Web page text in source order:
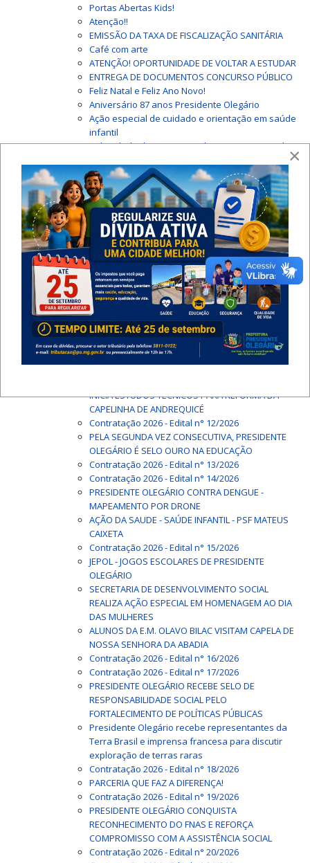
Portas Abertas Kids!
Atenção!!
EMISSÃO DA TAXA DE FISCALIZAÇÃO SANITÁRIA
Café com arte
ATENÇÃO! OPORTUNIDADE DE VOLTAR A ESTUDAR
ENTREGA DE DOCUMENTOS CONCURSO PÚBLICO
Feliz Natal e Feliz Ano Novo!
Aniversário 87 anos Presidente Olegário
Ação especial de cuidado e orientação em saúde
infantil
Solenidade de Assinatura do Termo e Posse dos
Contratação 2026 - Edital n° 01/2026
ERRATA Nº 01/2026 EDITAL Nº 001/2026
Contratação 2026 - Edital n° 02/2026
Contratação 2026 - Edital n° 03/2026
ERRATA Nº 02/2026 - EDITAL Nº 03/2026
Contratação 2026 - Edital n° 04/2026
Contratação 2026 - Edital n° 05/2026
Contratação 2026 - Edital n° 06/2026
Contratação 2026 - Edital n° 07/2026
Presidente Olegário é campeã invicta da Copa
Alto Paranaíba de Futebol Sub-16
Contratação 2026 - Edital n° 08/2026
Contratação 2026 - Edital n° 09/2026
Contratação 2026 - Edital n° 10/2026
Contratação 2026 - Edital n° 11/2026
INICIA ESTUDOS TÉCNICOS PARA REFORMA DA
CAPELINHA DE ANDREQUICÉ
Contratação 2026 - Edital n° 12/2026
PELA SEGUNDA VEZ CONSECUTIVA, PRESIDENTE
OLEGÁRIO É SELO OURO NA EDUCAÇÃO
Contratação 2026 - Edital n° 13/2026
Contratação 2026 - Edital n° 14/2026
PRESIDENTE OLEGÁRIO CONTRA DENGUE -
MAPEAMENTO POR DRONE
AÇÃO DA SAUDE - SAÚDE INFANTIL - PSF MATEUS
CAIXETA
Contratação 2026 - Edital n° 15/2026
JEPOL - JOGOS ESCOLARES DE PRESIDENTE
OLEGÁRIO
SECRETARIA DE DESENVOLVIMENTO SOCIAL
REALIZA AÇÃO ESPECIAL EM HOMENAGEM AO DIA
DAS MULHERES
ALUNOS DA E.M. OLAVO BILAC VISITAM CAPELA DE
NOSSA SENHORA DA ABADIA
Contratação 2026 - Edital n° 16/2026
Contratação 2026 - Edital n° 17/2026
PRESIDENTE OLEGÁRIO RECEBE SELO DE
RESPONSABILIDADE SOCIAL PELO
FORTALECIMENTO DE POLÍTICAS PÚBLICAS
Presidente Olegário recebe representantes da
Terra Brasil e imprensa francesa para discutir
exploração de terras raras
Contratação 2026 - Edital n° 18/2026
PARCERIA QUE FAZ A DIFERENÇA!
Contratação 2026 - Edital n° 19/2026
PRESIDENTE OLEGÁRIO CONQUISTA
RECONHECIMENTO DO FNAS E REFORÇA
COMPROMISSO COM A ASSISTÊNCIA SOCIAL
Contratação 2026 - Edital n° 20/2026
×